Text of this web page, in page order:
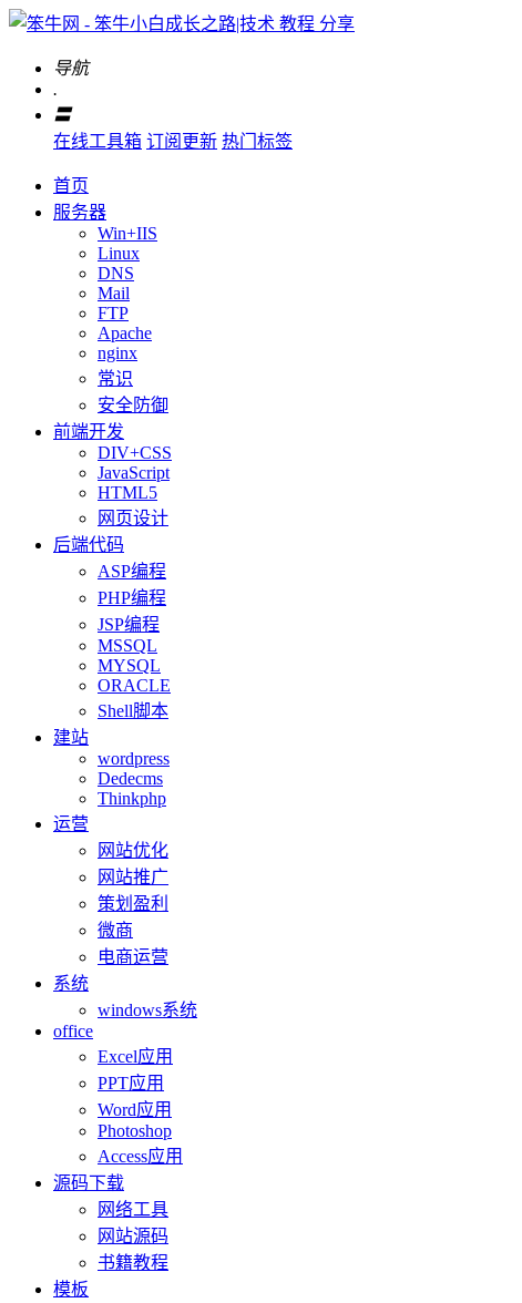
导航
.
〓
在线工具箱 订阅更新 热门标签
首页
服务器
Win+IIS
Linux
DNS
Mail
FTP
Apache
nginx
常识
安全防御
前端开发
DIV+CSS
JavaScript
HTML5
网页设计
后端代码
ASP编程
PHP编程
JSP编程
MSSQL
MYSQL
ORACLE
Shell脚本
建站
wordpress
Dedecms
Thinkphp
运营
网站优化
网站推广
策划盈利
微商
电商运营
系统
windows系统
office
Excel应用
PPT应用
Word应用
Photoshop
Access应用
源码下载
网络工具
网站源码
书籍教程
模板